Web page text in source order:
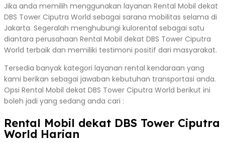
Jika anda memilih menggunakan layanan Rental Mobil dekat
DBS Tower Ciputra World sebagai sarana mobilitas selama di
Jakarta. Segeralah menghubungi kulorental sebagai satu
diantara perusahaan Rental Mobil dekat DBS Tower Ciputra
World terbaik dan memiliki testimoni positif dari masyarakat.
Tersedia banyak kategori layanan rental kendaraan yang
kami berikan sebagai jawaban kebutuhan transportasi anda.
Opsi Rental Mobil dekat DBS Tower Ciputra World berikut ini
boleh jadi yang sedang anda cari :
Rental Mobil dekat DBS Tower Ciputra
World Harian